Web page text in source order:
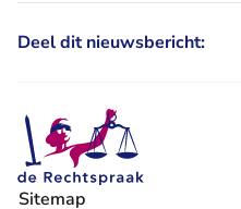
Deel dit nieuwsbericht:
Sitemap